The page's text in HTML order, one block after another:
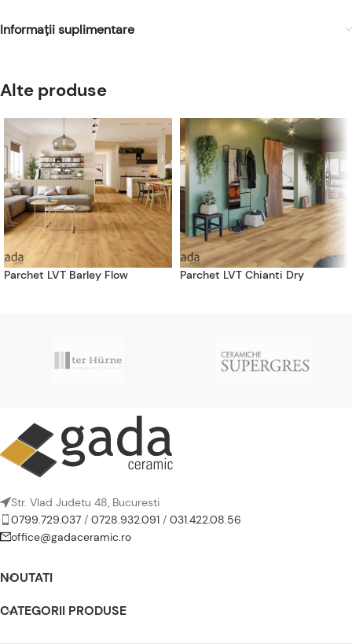
Informații suplimentare
Alte produse
Parchet LVT Barley Flow Parchet LVT Chianti Dry
Str. Vlad Judetu 48, Bucuresti
0799.729.037 / 0728.932.091 / 031.422.08.56
office@gadaceramic.ro
NOUTATI
CATEGORII PRODUSE